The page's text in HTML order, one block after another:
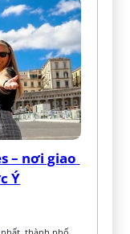
– nơi giao
Ý